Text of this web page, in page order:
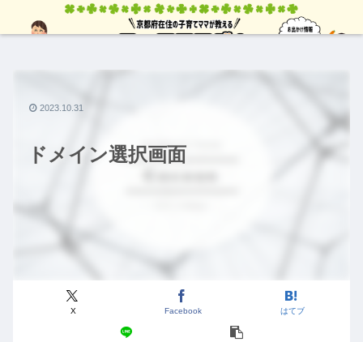
ドメイン選択画面
X Facebook はてブ
2023.10.31